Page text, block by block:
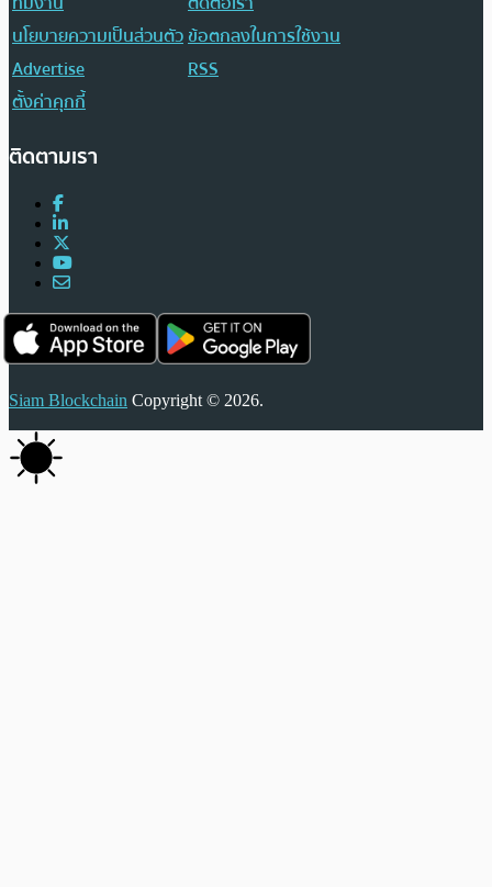
นโยบายความเป็นส่วนตัวข้อตกลงในการใช้งาน
Advertise
RSS
ตั้งค่าคุกกี้
ติดตามเรา
Siam Blockchain Copyright © 2026.